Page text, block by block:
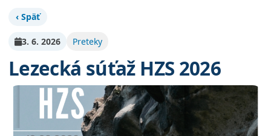
‹ Späť
3. 6. 2026 Preteky
Lezecká súťaž HZS 2026